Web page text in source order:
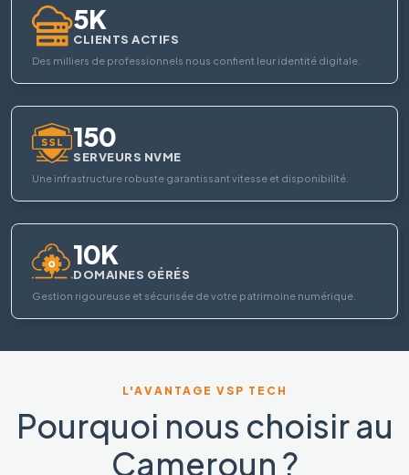
5K
CLIENTS ACTIFS
Des milliers de professionnels nous confient leur identité digitale.
150
SERVEURS NVME
Une infrastructure robuste garantissant vitesse et disponibilité.
10K
DOMAINES GÉRÉS
Gestion rigoureuse et sécurisée de votre patrimoine numérique.
L'AVANTAGE VSP TECH
Pourquoi nous choisir au
Cameroun ?